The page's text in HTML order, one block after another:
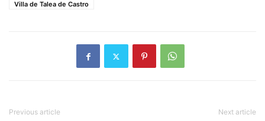
Villa de Talea de Castro
Previous article Next article